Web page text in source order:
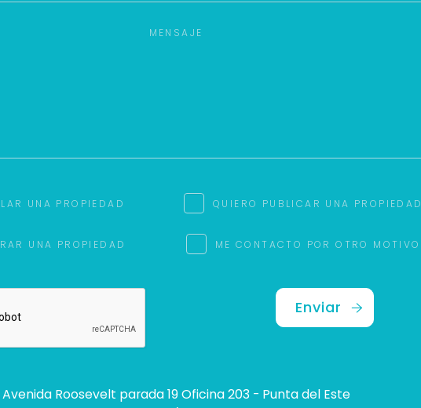
UNA PROPIEDAD QUIERO PUBLICAR UNA PROPIEDAD
UNA PROPIEDAD ME CONTACTO POR OTRO MOTIVO
Enviar
Avenida Roosevelt parada 19 Oficina 203 - Punta del Este